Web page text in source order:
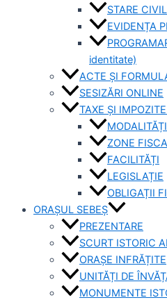
STARE
EVIDENȚA
identitate)
ACTE ȘI
SESIZĂRI ONLINE
TAXE ȘI
ZONE
FACILITĂȚI
LEGISLAȚIE
OBLIGAȚII
ORAȘUL SEBEȘ
PREZENTARE
SCURT ISTORIC
ORAȘE INFRĂȚITE
UNITĂȚI DE
MONUMENTE